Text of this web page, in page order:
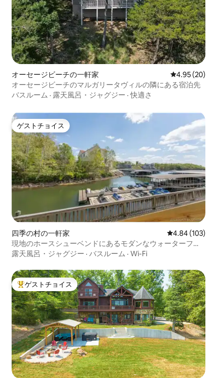
オーセージビーチの一軒家 レビュー20
4.95 (20)
オーセージビーチのマルガリータヴィルの隣にある宿泊先
バスルーム · 露天風呂・ジャグジー ·快適さ
ゲストチョイス
ゲストチョイス
四季の村の一軒家 レビュー103
4.84 (103)
現地のホースシューベンドにあるモダンなウォーターフロ
ントコンドミニアム
露天風呂・ジャグジー · バスルーム · Wi-Fi
大好評のゲストチョイスです。
ゲストチョイス